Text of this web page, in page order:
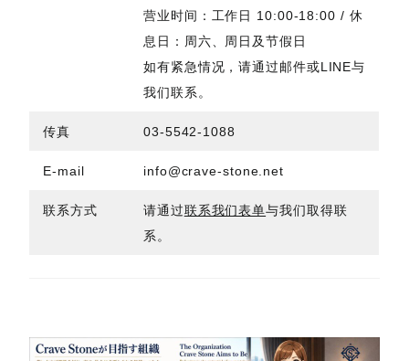
营业时间：工作日 10:00-18:00 / 休
息日：周六、周日及节假日
如有紧急情况，请通过邮件或LINE与
我们联系。
传真 03-5542-1088
E-mail info@crave-stone.net
联系方式 请通过联系我们表单与我们取得联
系。